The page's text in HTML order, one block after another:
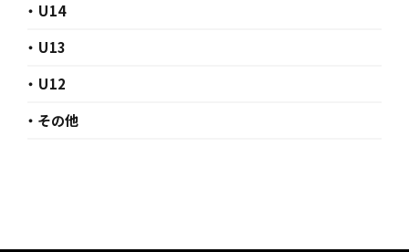
・ U14
・ U13
・ U12
・ その他